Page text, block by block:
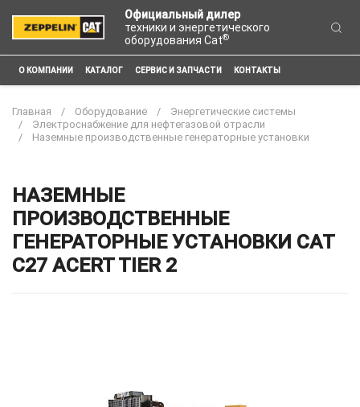
Официальный дилер
техники и энергетического
оборудования Cat®
О КОМПАНИИ КАТАЛОГ СЕРВИС И ЗАПЧАСТИ КОНТАКТЫ
Главная Оборудование
Энергетические системы
Электроснабжение для нефтегазовой отрасли
Наземные производственные генераторные установки
НАЗЕМНЫЕ
ПРОИЗВОДСТВЕННЫЕ
ГЕНЕРАТОРНЫЕ УСТАНОВКИ CAT
C27 ACERT TIER 2